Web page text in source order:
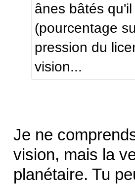
ânes bâtés
(pourcentage
pression du
vision...
Je ne
vision, mais la
planétaire. Tu